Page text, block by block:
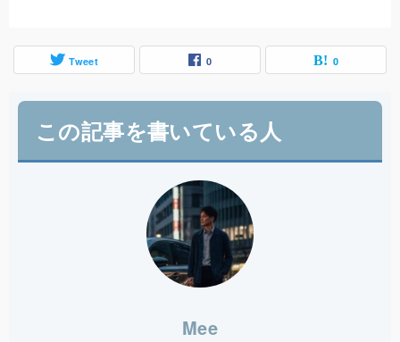
Tweet 0 0
この記事を書いている人
Mee